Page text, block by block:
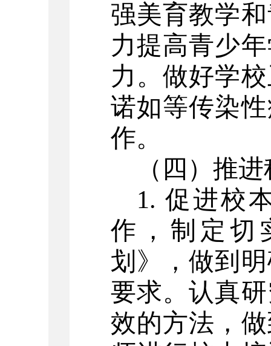
强美育教学
力提高青少
力。做好学
诺如等传染
作。
（四）推
1. 促进校
作，制定切
划》，做到
要求。认真
效的方法，